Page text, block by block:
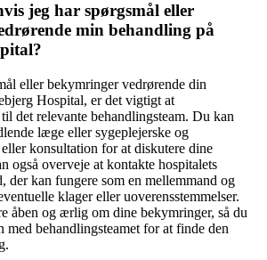
jeg har spørgsmål eller
min behandling på
eller bekymringer vedrørende din
Hospital, er det vigtigt at
det relevante behandlingsteam. Du kan
læge eller sygeplejerske og
konsultation for at diskutere dine
også overveje at kontakte hospitalets
der kan fungere som en mellemmand og
klager eller uoverensstemmelser.
åben og ærlig om dine bekymringer, så du
med behandlingsteamet for at finde den